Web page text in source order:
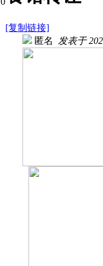
[复制链接]
匿名 发表于